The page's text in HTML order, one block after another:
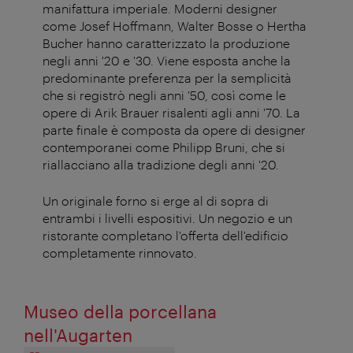
manifattura imperiale. Moderni designer
come Josef Hoffmann, Walter Bosse o Hertha
Bucher hanno caratterizzato la produzione
negli anni '20 e '30. Viene esposta anche la
predominante preferenza per la semplicità
che si registrò negli anni '50, così come le
opere di Arik Brauer risalenti agli anni '70. La
parte finale è composta da opere di designer
contemporanei come Philipp Bruni, che si
riallacciano alla tradizione degli anni '20.
Un originale forno si erge al di sopra di
entrambi i livelli espositivi. Un negozio e un
ristorante completano l'offerta dell'edificio
completamente rinnovato.
Museo della porcellana
nell'Augarten